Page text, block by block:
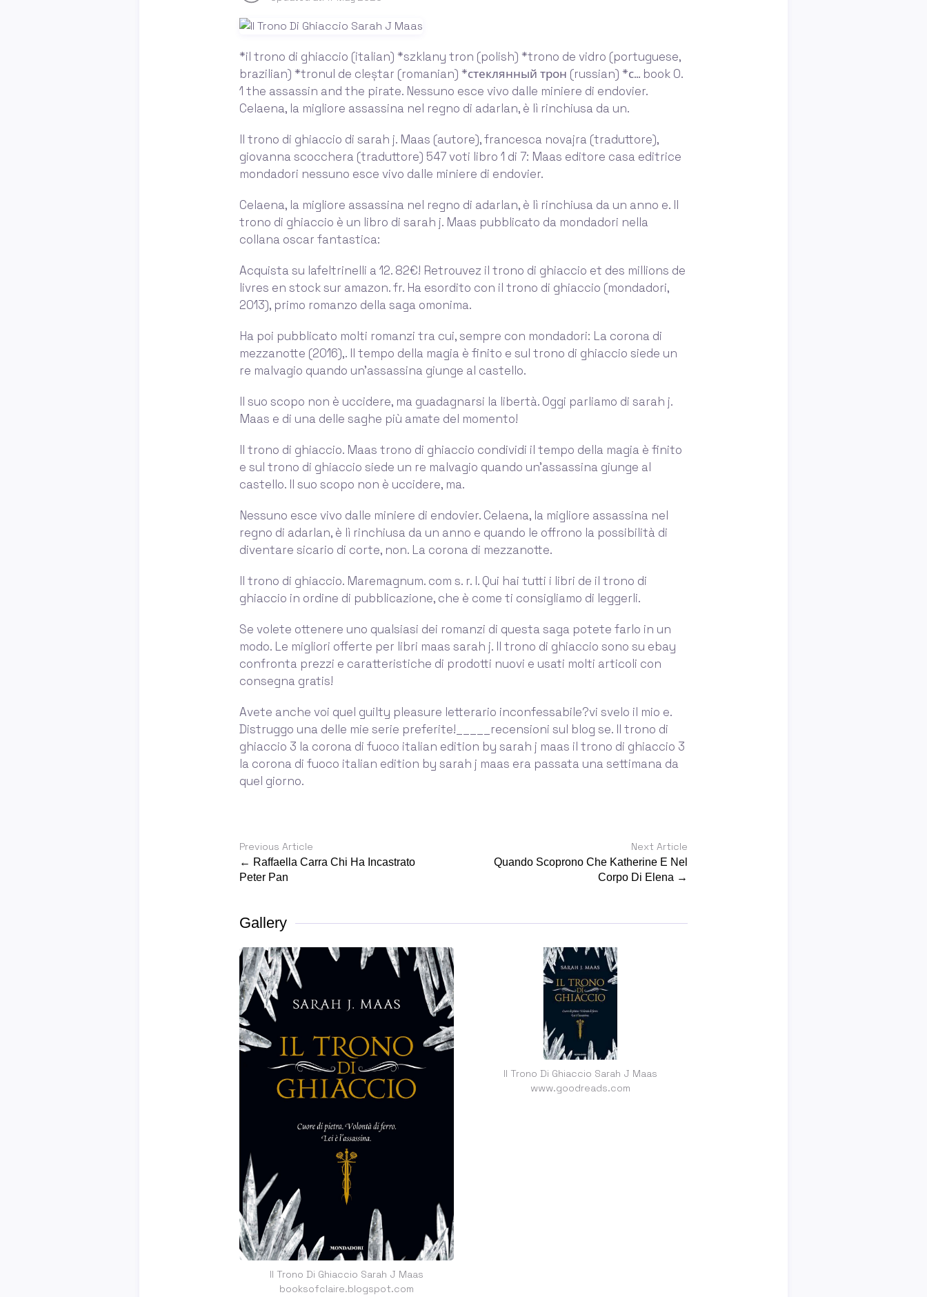
*il trono di ghiaccio (italian) *szklany tron (polish) *trono de vidro (portuguese,
brazilian) *tronul de cleștar (romanian) *стеклянный трон (russian) *с… book 0.
1 the assassin and the pirate. Nessuno esce vivo dalle miniere di endovier.
Celaena, la migliore assassina nel regno di adarlan, è lì rinchiusa da un.
Il trono di ghiaccio di sarah j. Maas (autore), francesca novajra (traduttore),
giovanna scocchera (traduttore) 547 voti libro 1 di 7: Maas editore casa editrice
mondadori nessuno esce vivo dalle miniere di endovier.
Celaena, la migliore assassina nel regno di adarlan, è lì rinchiusa da un anno e. Il
trono di ghiaccio è un libro di sarah j. Maas pubblicato da mondadori nella
collana oscar fantastica:
Acquista su lafeltrinelli a 12. 82€! Retrouvez il trono di ghiaccio et des millions de
livres en stock sur amazon. fr. Ha esordito con il trono di ghiaccio (mondadori,
2013), primo romanzo della saga omonima.
Ha poi pubblicato molti romanzi tra cui, sempre con mondadori: La corona di
mezzanotte (2016),. Il tempo della magia è finito e sul trono di ghiaccio siede un
re malvagio quando un'assassina giunge al castello.
Il suo scopo non è uccidere, ma guadagnarsi la libertà. Oggi parliamo di sarah j.
Maas e di una delle saghe più amate del momento!
Il trono di ghiaccio. Maas trono di ghiaccio condividi il tempo della magia è finito
e sul trono di ghiaccio siede un re malvagio quando un’assassina giunge al
castello. Il suo scopo non è uccidere, ma.
Nessuno esce vivo dalle miniere di endovier. Celaena, la migliore assassina nel
regno di adarlan, è lì rinchiusa da un anno e quando le offrono la possibilità di
diventare sicario di corte, non. La corona di mezzanotte.
Il trono di ghiaccio. Maremagnum. com s. r. l. Qui hai tutti i libri de il trono di
ghiaccio in ordine di pubblicazione, che è come ti consigliamo di leggerli.
Se volete ottenere uno qualsiasi dei romanzi di questa saga potete farlo in un
modo. Le migliori offerte per libri maas sarah j. Il trono di ghiaccio sono su ebay
confronta prezzi e caratteristiche di prodotti nuovi e usati molti articoli con
consegna gratis!
Avete anche voi quel guilty pleasure letterario inconfessabile?vi svelo il mio e.
Distruggo una delle mie serie preferite!_____recensioni sul blog se. Il trono di
ghiaccio 3 la corona di fuoco italian edition by sarah j maas il trono di ghiaccio 3
la corona di fuoco italian edition by sarah j maas era passata una settimana da
quel giorno.
Previous Article
← Raffaella Carra Chi Ha Incastrato
Peter Pan
Next Article
Quando Scoprono Che Katherine E Nel
Corpo Di Elena →
Gallery
Il Trono Di Ghiaccio Sarah J Maas
booksofclaire.blogspot.com
Il Trono Di Ghiaccio Sarah J Maas
www.goodreads.com